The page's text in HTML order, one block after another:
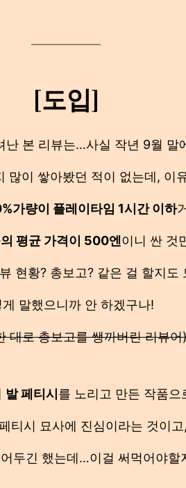
[도입]
본 리뷰는…사실 작년 9월 말
많이 쌓아봤던 적이 없는데, 이
가량이 플레이타임 1시간 이하
평균 가격이 500엔이니 싼 것
현황? 총보고? 같은 걸 할지도
게 말했으니까 안 하겠구나!
대로 총보고를 쌩까버린 리뷰어
발 페티시 를 노리고 만든 작품으
티시 묘사에 진심이라는 것이
두긴 했는데…이걸 써먹어야